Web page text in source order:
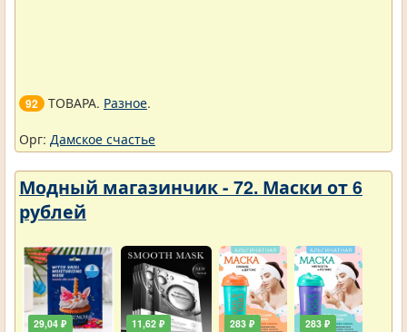
92 ТОВАРА. Разное.
Орг: Дамское счастье
Модный магазинчик - 72. Маски от 6
рублей
29,04 ₽ 11,62 ₽ 283 ₽ 283 ₽